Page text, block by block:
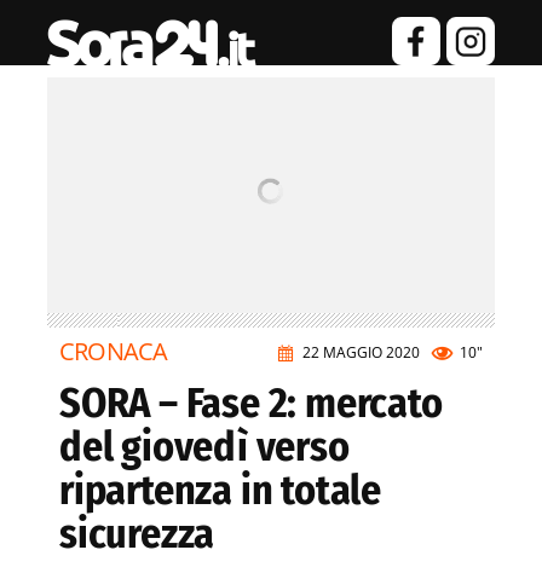
22 MAGGIO 2020 10"
CRONACA
SORA – Fase 2: mercato
del giovedì verso
ripartenza in totale
sicurezza